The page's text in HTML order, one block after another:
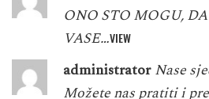
ONO STO MOGU,
VASE…VIEW
administrator Nase
Možete nas pratiti i